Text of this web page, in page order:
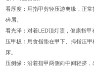
看厚度：用指甲剪轻压游离缘，正
碎屑。
看光泽：对着LED顶灯照，健康指甲
压甲板：用食指垫在甲下、拇指压
床。
压侧缘：沿着指甲两侧向中间轻挤